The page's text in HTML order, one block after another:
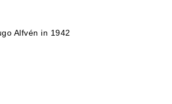
Alfvén in 1942